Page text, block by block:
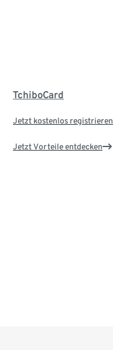
TchiboCard
Jetzt kostenlos registrieren
Jetzt Vorteile entdecken